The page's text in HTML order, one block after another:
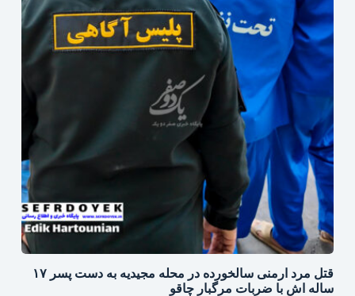
قتل مرد ارمنی سالخورده در محله مجیدیه به دست پسر ۱۷
ساله اش با ضربات مرگبار چاقو